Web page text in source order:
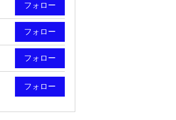
フォロー
フォロー
フォロー
フォロー